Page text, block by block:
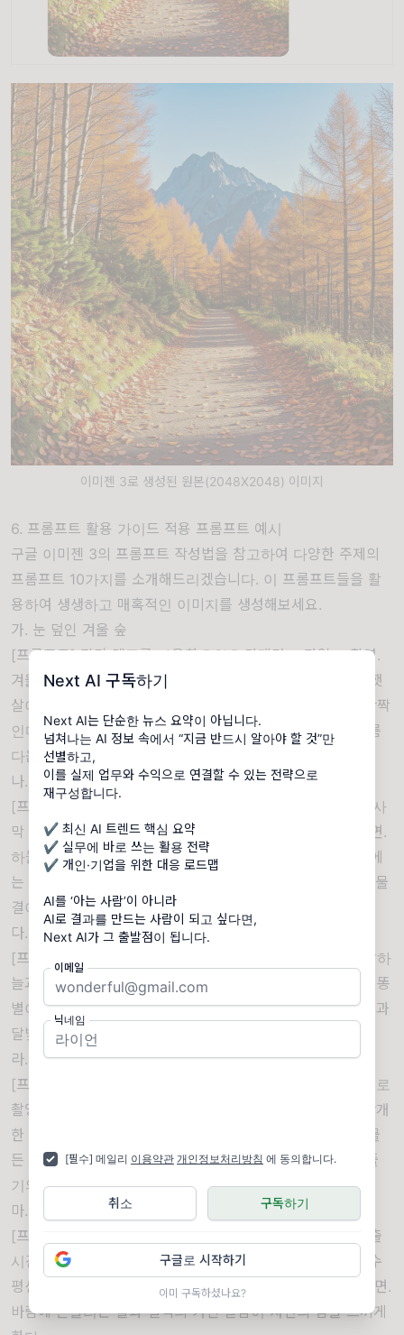
Next AI 구독하기
Next AI는 단순한 뉴스 요약이 아닙니다.
넘쳐나는 AI 정보 속에서 “지금 반드시 알아야 할 것”만
선별하고,
이를 실제 업무와 수익으로 연결할 수 있는 전략으로
재구성합니다.
✔ 최신 AI 트렌드 핵심 요약
✔ 실무에 바로 쓰는 활용 전략
✔ 개인·기업을 위한 대응 로드맵
AI를 ‘아는 사람’이 아니라
AI로 결과를 만드는 사람이 되고 싶다면,
Next AI가 그 출발점이 됩니다.
이메일
닉네임
[필수] 메일리 이용약관 개인정보처리방침 에 동의합니다.
구독하기
취소
구글로 시작하기
이미 구독하셨나요?
이미젠 3로 생성된 원본(2048X2048) 이미지
6. 프롬프트 활용 가이드 적용 프롬프트 예시
구글 이미젠 3의 프롬프트 작성법을 참고하여 다양한 주제의
프롬프트 10가지를 소개해드리겠습니다. 이 프롬프트들을 활
용하여 생생하고 매혹적인 이미지를 생성해보세요.
가. 눈 덮인 겨울 숲
[프롬프트] 광각 렌즈를 사용한 DSLR 카메라 스타일로 촬영.
겨울철 눈으로 덮인 울창한 숲의 모습. 고요한 분위기 속에 햇
살이 눈을 반사하며 나무들의 가지에 빛나는 얼음 결정이 반짝
인다. 멀리 보이는 산과 흐릿한 하늘이 평화로운 자연의 아름
다움을 강조한다.
나. 해질녘의 사막 오아시스
[프롬프트] 드론 촬영 스타일로 고해상도 이미지. 해질녘의 사
막 오아시스, 붉은 모래 언덕과 푸른 물이 대조를 이루는 장면.
하늘은 주황색과 보라색으로 물들어 있으며, 오아시스 주변에
는 야자수가 늘어서 이국적인 분위기를 자아낸다. 파도치는 물
결이 평온한 느낌을 더한다.
다. 밤하늘의 별이 빛나는 산봉우리
[프롬프트] 장노출 기법을 사용한 야경 사진. 별이 가득한 밤하
늘과 그 아래 웅장한 산봉우리의 실루엣이 어우러진 장면. 별똥
별이 떨어지는 모습과 은하수가 뚜렷하게 보이며, 산의 윤곽과
달빛이 조화를 이루어 신비로운 분위기를 연출한다.
라. 가을 들판의 노란 해바라기
[프롬프트] 따뜻한 필터를 사용한 캐논 DSLR 카메라 스타일로
촬영한 고해상도 이미지. 가을의 들판에 노란 해바라기가 만개
한 모습. 따뜻한 햇살이 해바라기를 비추며, 배경에는 붉게 물
든 나무들과 파란 하늘이 펼쳐져 있다. 해바라기의 꽃잎과 줄
기의 세밀한 텍스처가 자연의 아름다움을 강조한다.
마. 일출의 해안 절벽 풍경
[프롬프트] 미러리스 카메라 스타일의 고해상도 이미지. 일출
시간에 촬영된 해안 절벽의 모습. 붉게 물든 하늘과 태양이 수
평선에 가까워지며, 절벽 아래로 파도가 거칠게 부딪히는 장면.
바람에 흔들리는 풀과 절벽의 거친 질감이 자연의 힘을 느끼게